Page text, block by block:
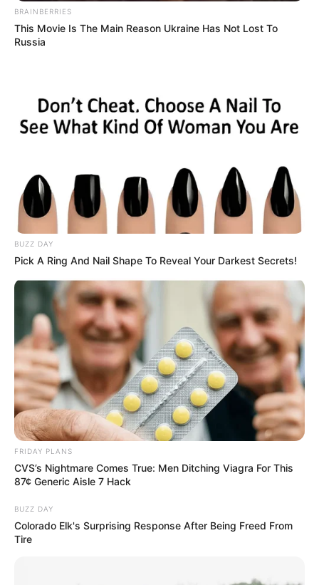
BRAINBERRIES
This Movie Is The Main Reason Ukraine Has Not Lost To
Russia
BUZZ DAY
Pick A Ring And Nail Shape To Reveal Your Darkest Secrets!
FRIDAY PLANS
CVS’s Nightmare Comes True: Men Ditching Viagra For This
87¢ Generic Aisle 7 Hack
BUZZ DAY
Colorado Elk's Surprising Response After Being Freed From
Tire